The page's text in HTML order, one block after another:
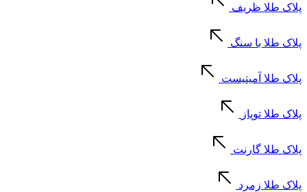
پلاک طلا ظریف
پلاک طلا با سنگ
پلاک طلا آمیتیست
پلاک طلا توپاز
پلاک طلا گارنت
پلاک طلا زمرد